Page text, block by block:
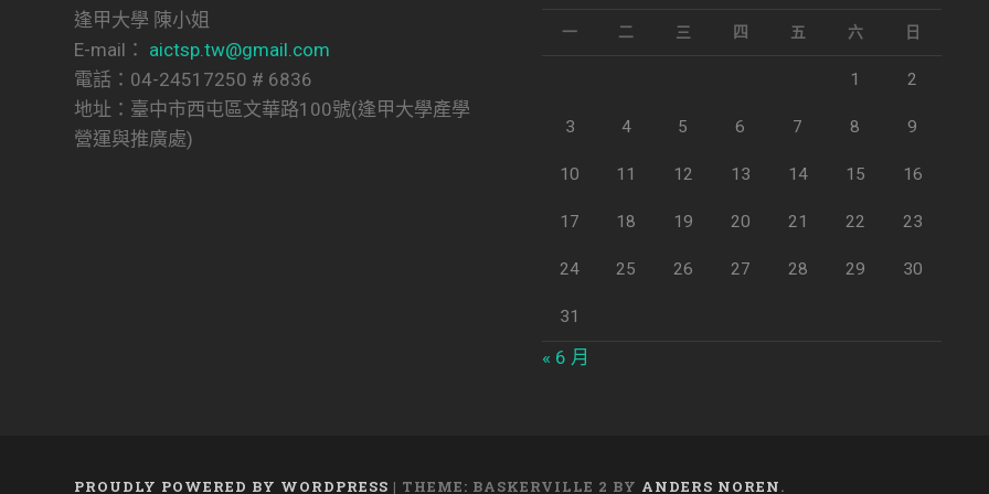
逢甲大學 陳小姐
E-mail： aictsp.tw@gmail.com
電話：04-24517250 # 6836
地址：臺中市西屯區文華路100號(逢甲大學產學
營運與推廣處)
一 二 三 四 五 六 日
1 2
3 4 5 6 7 8 9
10 11 12 13 14 15 16
17 18 19 20 21 22 23
24 25 26 27 28 29 30
31
« 6 月
PROUDLY POWERED BY WORDPRESS | THEME: BASKERVILLE 2 BY ANDERS NOREN.